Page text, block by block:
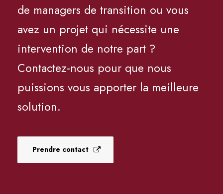
de managers de transition ou vous
avez un projet qui nécessite une
intervention de notre part ?
Contactez-nous pour que nous
puissions vous apporter la meilleure
solution.
Prendre contact